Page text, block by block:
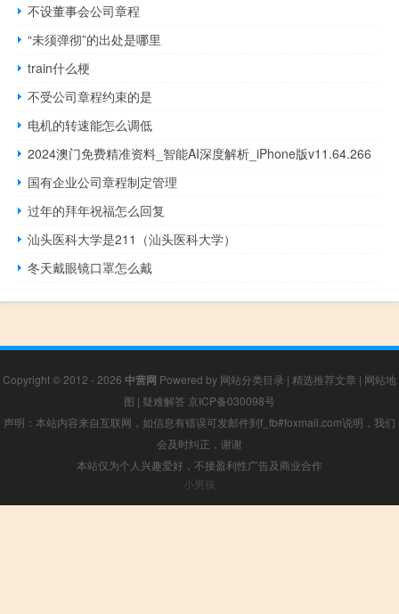
不设董事会公司章程
“未须弹彻”的出处是哪里
train什么梗
不受公司章程约束的是
电机的转速能怎么调低
2024澳门免费精准资料_智能AI深度解析_iPhone版v11.64.266
国有企业公司章程制定管理
过年的拜年祝福怎么回复
汕头医科大学是211（汕头医科大学）
冬天戴眼镜口罩怎么戴
Copyright © 2012 - 2026 中营网 Powered by 网站分类目录 | 精选推荐文章 | 网站地
图 | 疑难解答 京ICP备030098号
声明：本站内容来自互联网，如信息有错误可发邮件到f_fb#foxmail.com说明，我们
会及时纠正，谢谢
本站仅为个人兴趣爱好，不接盈利性广告及商业合作
小男孩